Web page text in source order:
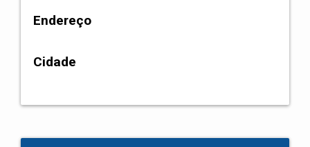
Endereço
Cidade